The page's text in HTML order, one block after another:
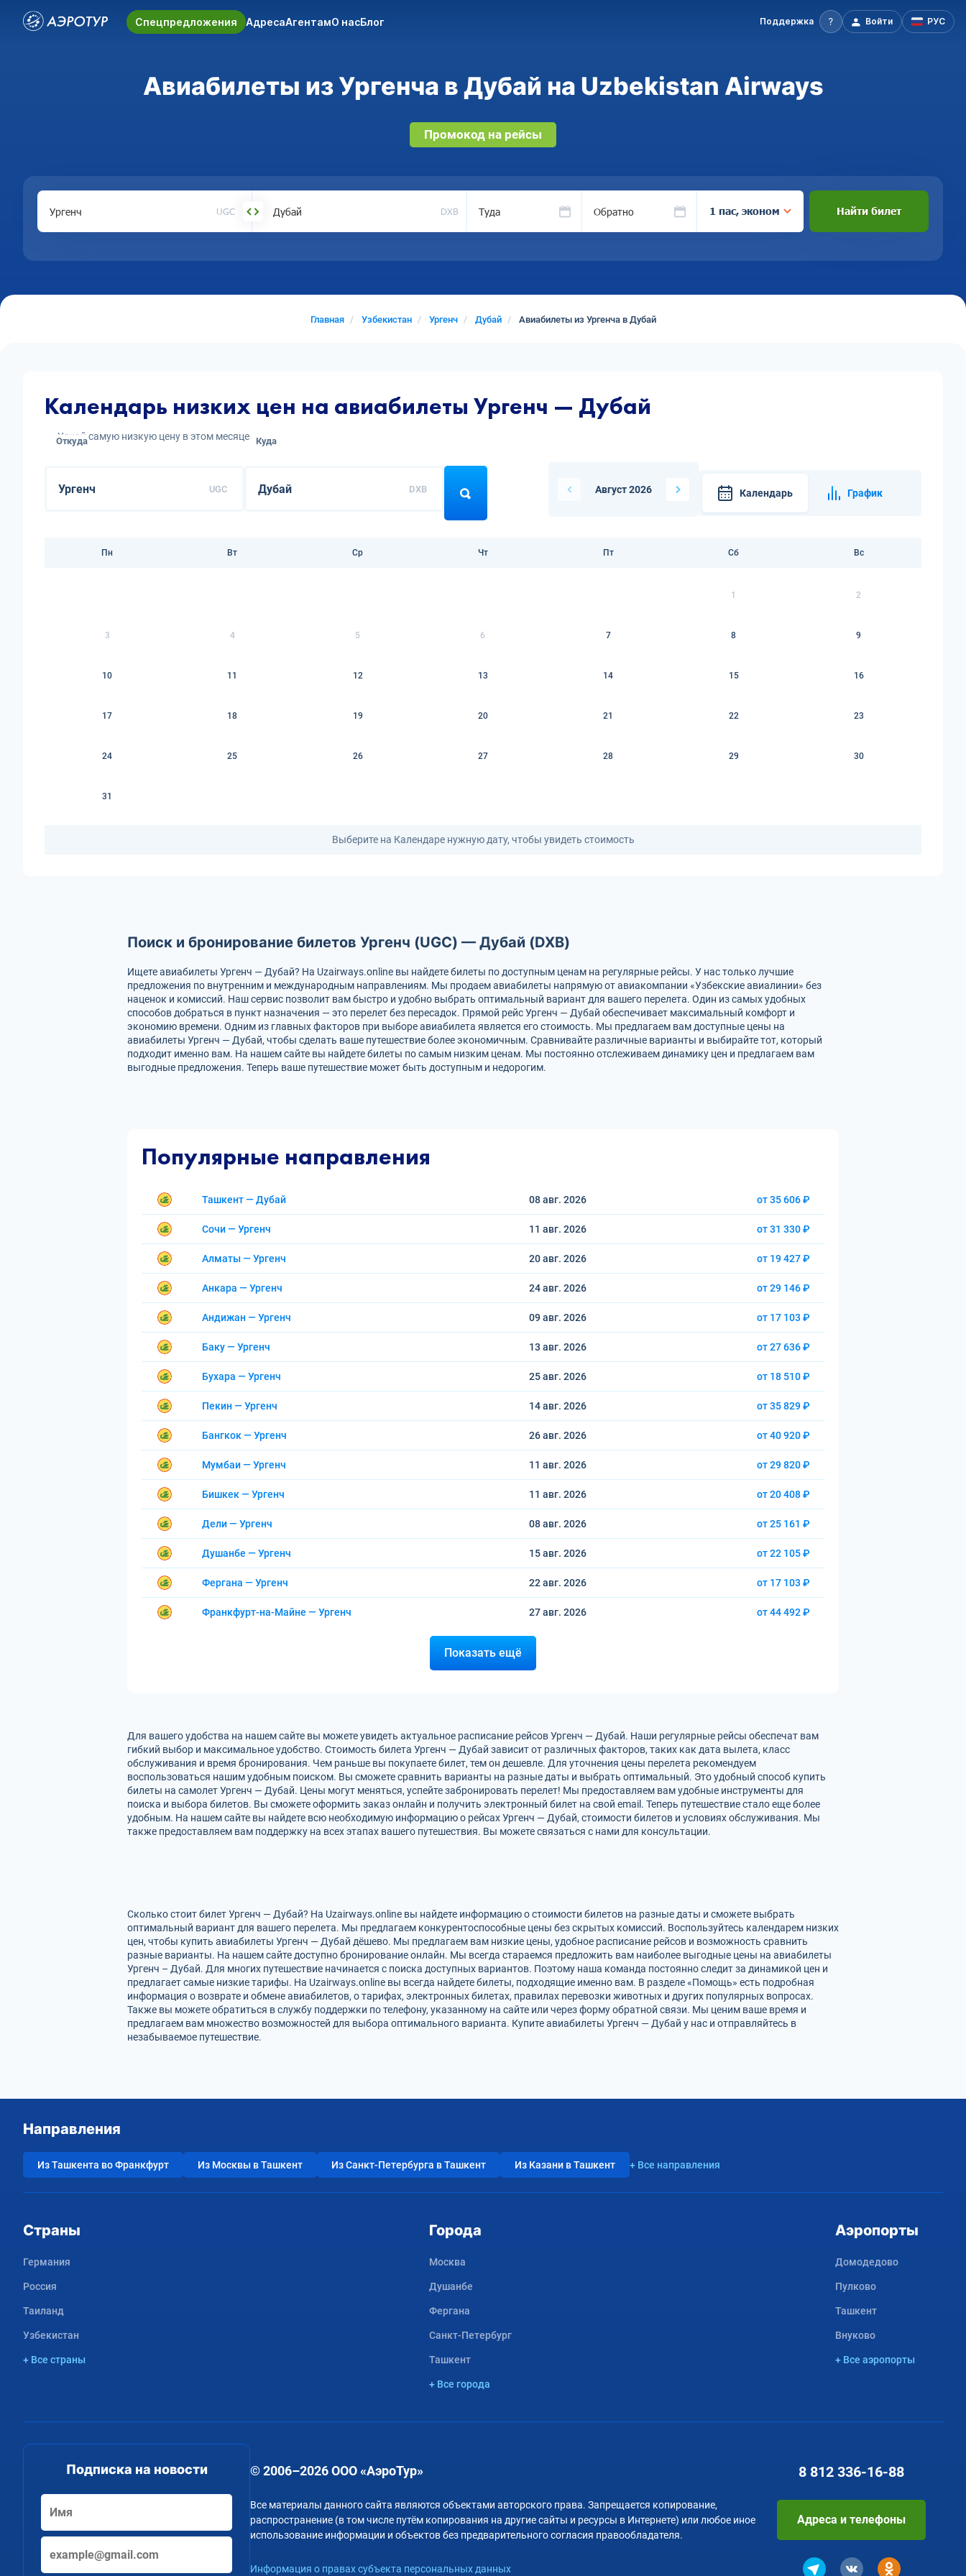
Спецпредложения АдресаАгентамО насБлог Поддержка Войти РУС
Авиабилеты из Ургенча в Дубай на Uzbekistan Airways
Промокод на рейсы
UGC DXB Туда Обратно 1 пас, эконом Найти билет
Главная Узбекистан Ургенч Дубай Авиабилеты из Ургенча в Дубай
Календарь низких цен на авиабилеты Ургенч — Дубай
Узнай самую низкую цену в этом месяце
Откуда
UGC
Куда
DXB Август 2026 Календарь График
Пн Вт Ср Чт Пт Сб Вс
1 2
3 4 5 6 7 8 9
10 11 12 13 14 15 16
17 18 19 20 21 22 23
24 25 26 27 28 29 30
31
Выберите на Календаре нужную дату, чтобы увидеть стоимость
Поиск и бронирование билетов Ургенч (UGC) — Дубай (DXB)
Ищете авиабилеты Ургенч — Дубай? На Uzairways.online вы найдете билеты по доступным ценам на регулярные рейсы. У нас только лучшие
предложения по внутренним и международным направлениям. Мы продаем авиабилеты напрямую от авиакомпании «Узбекские авиалинии» без
наценок и комиссий. Наш сервис позволит вам быстро и удобно выбрать оптимальный вариант для вашего перелета. Один из самых удобных
способов добраться в пункт назначения — это перелет без пересадок. Прямой рейс Ургенч — Дубай обеспечивает максимальный комфорт и
экономию времени. Одним из главных факторов при выборе авиабилета является его стоимость. Мы предлагаем вам доступные цены на
авиабилеты Ургенч — Дубай, чтобы сделать ваше путешествие более экономичным. Сравнивайте различные варианты и выбирайте тот, который
подходит именно вам. На нашем сайте вы найдете билеты по самым низким ценам. Мы постоянно отслеживаем динамику цен и предлагаем вам
выгодные предложения. Теперь ваше путешествие может быть доступным и недорогим.
Популярные направления
Ташкент — Дубай 08 авг. 2026 от 35 606 ₽
Сочи — Ургенч 11 авг. 2026 от 31 330 ₽
Алматы — Ургенч 20 авг. 2026 от 19 427 ₽
Анкара — Ургенч 24 авг. 2026 от 29 146 ₽
Андижан — Ургенч 09 авг. 2026 от 17 103 ₽
Баку — Ургенч 13 авг. 2026 от 27 636 ₽
Бухара — Ургенч 25 авг. 2026 от 18 510 ₽
Пекин — Ургенч 14 авг. 2026 от 35 829 ₽
Бангкок — Ургенч 26 авг. 2026 от 40 920 ₽
Мумбаи — Ургенч 11 авг. 2026 от 29 820 ₽
Бишкек — Ургенч 11 авг. 2026 от 20 408 ₽
Дели — Ургенч 08 авг. 2026 от 25 161 ₽
Душанбе — Ургенч 15 авг. 2026 от 22 105 ₽
Фергана — Ургенч 22 авг. 2026 от 17 103 ₽
Франкфурт-на-Майне — Ургенч 27 авг. 2026 от 44 492 ₽
Показать ещё
Для вашего удобства на нашем сайте вы можете увидеть актуальное расписание рейсов Ургенч — Дубай. Наши регулярные рейсы обеспечат вам
гибкий выбор и максимальное удобство. Стоимость билета Ургенч — Дубай зависит от различных факторов, таких как дата вылета, класс
обслуживания и время бронирования. Чем раньше вы покупаете билет, тем он дешевле. Для уточнения цены перелета рекомендуем
воспользоваться нашим удобным поиском. Вы сможете сравнить варианты на разные даты и выбрать оптимальный. Это удобный способ купить
билеты на самолет Ургенч — Дубай. Цены могут меняться, успейте забронировать перелет! Мы предоставляем вам удобные инструменты для
поиска и выбора билетов. Вы сможете оформить заказ онлайн и получить электронный билет на свой email. Теперь путешествие стало еще более
удобным. На нашем сайте вы найдете всю необходимую информацию о рейсах Ургенч — Дубай, стоимости билетов и условиях обслуживания. Мы
также предоставляем вам поддержку на всех этапах вашего путешествия. Вы можете связаться с нами для консультации.
Сколько стоит билет Ургенч — Дубай? На Uzairways.online вы найдете информацию о стоимости билетов на разные даты и сможете выбрать
оптимальный вариант для вашего перелета. Мы предлагаем конкурентоспособные цены без скрытых комиссий. Воспользуйтесь календарем низких
цен, чтобы купить авиабилеты Ургенч — Дубай дёшево. Мы предлагаем вам низкие цены, удобное расписание рейсов и возможность сравнить
разные варианты. На нашем сайте доступно бронирование онлайн. Мы всегда стараемся предложить вам наиболее выгодные цены на авиабилеты
Ургенч – Дубай. Для многих путешествие начинается с поиска доступных вариантов. Поэтому наша команда постоянно следит за динамикой цен и
предлагает самые низкие тарифы. На Uzairways.online вы всегда найдете билеты, подходящие именно вам. В разделе «Помощь» есть подробная
информация о возврате и обмене авиабилетов, о тарифах, электронных билетах, правилах перевозки животных и других популярных вопросах.
Также вы можете обратиться в службу поддержки по телефону, указанному на сайте или через форму обратной связи. Мы ценим ваше время и
предлагаем вам множество возможностей для выбора оптимального варианта. Купите авиабилеты Ургенч — Дубай у нас и отправляйтесь в
незабываемое путешествие.
Направления
Из Ташкента во Франкфурт Из Москвы в Ташкент Из Санкт-Петербурга в Ташкент Из Казани в Ташкент + Все направления
Страны
Германия
Россия
Таиланд
Узбекистан
+ Все страны
Города
Москва
Душанбе
Фергана
Санкт-Петербург
Ташкент
+ Все города
Аэропорты
Домодедово
Пулково
Ташкент
Внуково
+ Все аэропорты
Подписка на новости © 2006–2026 ООО «АэроТур»
Все материалы данного сайта являются объектами авторского права. Запрещается копирование,
распространение (в том числе путём копирования на другие сайты и ресурсы в Интернете) или любое иное
использование информации и объектов без предварительного согласия правообладателя.
Информация о правах субъекта персональных данных
8 812 336-16-88
Адреса и телефоны